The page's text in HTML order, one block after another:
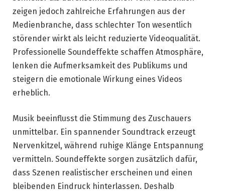
zeigen jedoch zahlreiche Erfahrungen aus der
Medienbranche, dass schlechter Ton wesentlich
störender wirkt als leicht reduzierte Videoqualität.
Professionelle Soundeffekte schaffen Atmosphäre,
lenken die Aufmerksamkeit des Publikums und
steigern die emotionale Wirkung eines Videos
erheblich.
Musik beeinflusst die Stimmung des Zuschauers
unmittelbar. Ein spannender Soundtrack erzeugt
Nervenkitzel, während ruhige Klänge Entspannung
vermitteln. Soundeffekte sorgen zusätzlich dafür,
dass Szenen realistischer erscheinen und einen
bleibenden Eindruck hinterlassen. Deshalb